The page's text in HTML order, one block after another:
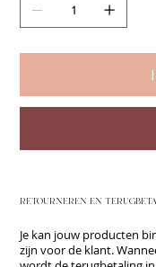
RETOURNEREN EN
Je kan jouw producten
zijn voor de klant.